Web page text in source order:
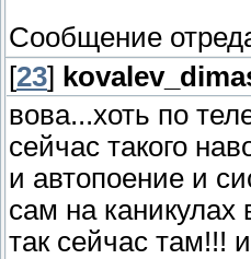
Сообщение
[23]
вова...хоть по
сейчас такого
и автопоение и
сам на
так сейчас там!!!